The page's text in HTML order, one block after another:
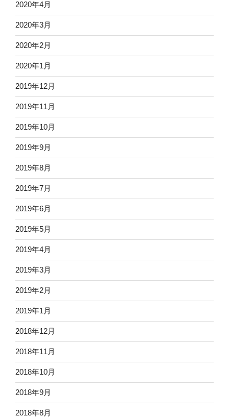
2020年4月
2020年3月
2020年2月
2020年1月
2019年12月
2019年11月
2019年10月
2019年9月
2019年8月
2019年7月
2019年6月
2019年5月
2019年4月
2019年3月
2019年2月
2019年1月
2018年12月
2018年11月
2018年10月
2018年9月
2018年8月